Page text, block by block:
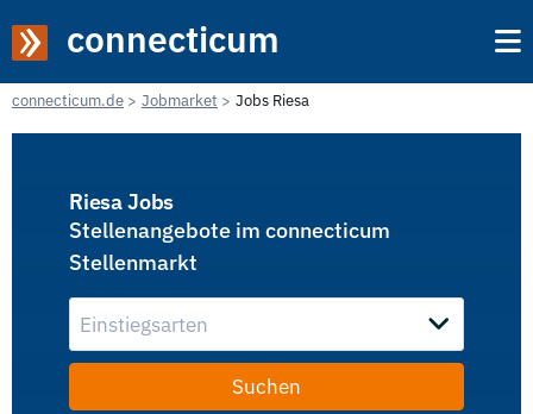
connecticum
connecticum.de Jobmarket Jobs Riesa
Riesa Jobs
Stellenangebote im connecticum
Stellenmarkt
Einstiegsarten